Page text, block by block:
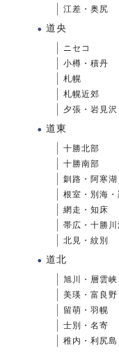
江差・奥尻
道央
ニセコ
小樽・積丹
札幌
札幌近郊
夕張・岩見沢
道東
十勝北部
十勝南部
釧路・阿寒湖
根室・別海・
網走・知床
帯広・十勝川
北見・紋別
道北
旭川・層雲峡
美瑛・富良野
留萌・羽幌
士別・名寄
稚内・利尻島